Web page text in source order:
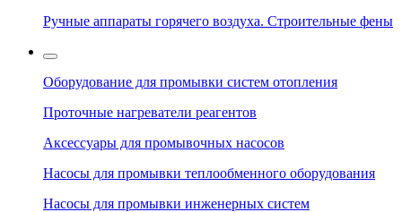
Ручные аппараты горячего воздуха. Строительные фены
Оборудование для промывки систем отопления
Проточные нагреватели реагентов
Аксессуары для промывочных насосов
Насосы для промывки теплообменного оборудования
Насосы для промывки инженерных систем